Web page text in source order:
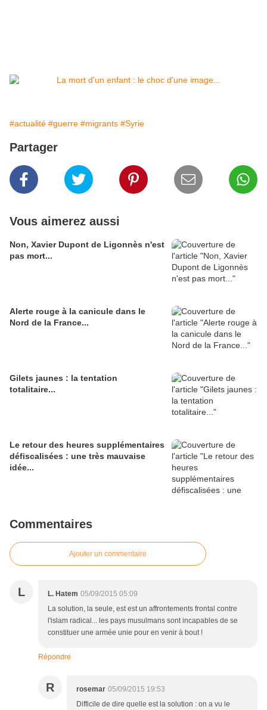
#actualité #guerre #migrants #Syrie
Partager
Vous aimerez aussi
Non, Xavier Dupont de Ligonnès n'est
pas mort...
Alerte rouge à la canicule dans le
Nord de la France...
Gilets jaunes : la tentation
totalitaire...
Le retour des heures supplémentaires
défiscalisées : une très mauvaise
idée...
Commentaires
Ajouter un commentaire
L L. Hatem 05/09/2015 05:09
La solution, la seule, est est un affrontements frontal contre
l'islam radical... les pays musulmans sont incapables de se
constituer une armée unie pour en venir à bout !
Répondre
R rosemar 05/09/2015 19:53
Difficile de dire quelle est la solution : on a vu le